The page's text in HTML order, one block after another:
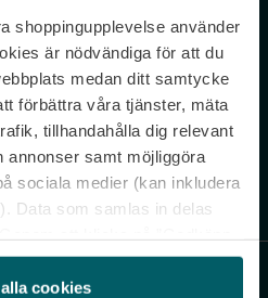
shoppingupplevelse använder
är nödvändiga för att du
medan ditt samtycke
förbättra våra tjänster, mäta
tillhandahålla dig relevant
annonser samt möjliggöra
sociala medier (kan inkludera
Data som samlas in delas
du samtliga cookies medan du
användningen av
cookies
du vår Integritetspolicy. Avprenumerera